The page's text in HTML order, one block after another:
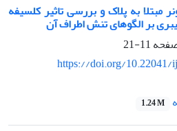
به پلاک و بررسی تاثیر کلسیفه
بر الگوهای تنش اطراف آن
11-21
https://doi.org/10.22041/
1.24 M